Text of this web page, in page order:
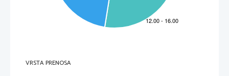
13. Katerega francoskega osvajalca prikazuje s
VRSTA PRENOSA